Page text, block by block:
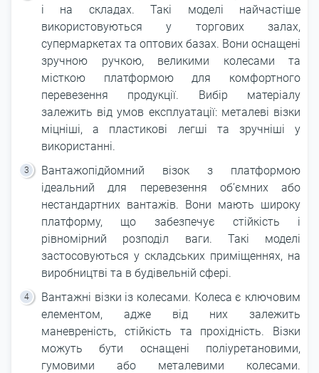
і на складах. Такі моделі найчастіше
використовуються у торгових залах,
супермаркетах та оптових базах. Вони оснащені
зручною ручкою, великими колесами та
місткою платформою для комфортного
перевезення продукції. Вибір матеріалу
залежить від умов експлуатації: металеві візки
міцніші, а пластикові легші та зручніші у
використанні.
Вантажопідйомний візок з платформою
ідеальний для перевезення об’ємних або
нестандартних вантажів. Вони мають широку
платформу, що забезпечує стійкість і
рівномірний розподіл ваги. Такі моделі
застосовуються у складських приміщеннях, на
виробництві та в будівельній сфері.
Вантажні візки із колесами. Колеса є ключовим
елементом, адже від них залежить
маневреність, стійкість та прохідність. Візки
можуть бути оснащені поліуретановими,
гумовими або металевими колесами.